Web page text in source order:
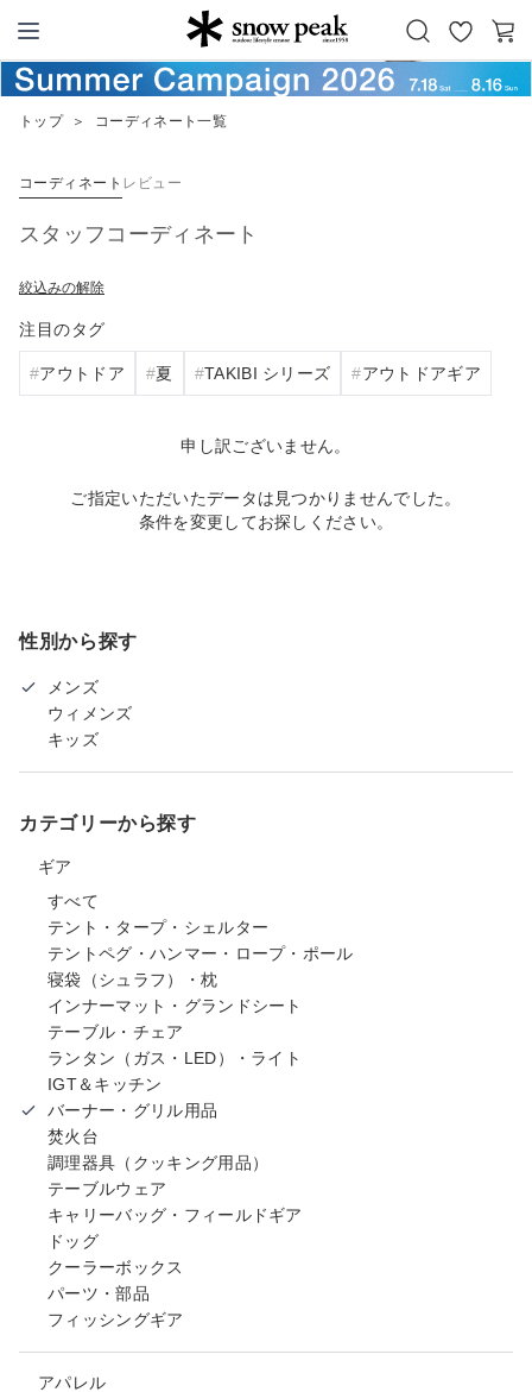
Snow Peak
お
気
カ
ー
トップ ＞ コーディネート一覧
コーディネート レビュー
スタッフコーディネート
絞込みの解除
注目のタグ
アウトドア 夏 TAKIBI シリーズ アウトドアギア
申し訳ございません。
ご指定いただいたデータは見つかりませんでした。
条件を変更してお探しください。
性別から探す
メンズ
ウィメンズ
キッズ
カテゴリーから探す
ギア
すべて
テント・タープ・シェルター
テントペグ・ハンマー・ロープ・ポール
寝袋（シュラフ）・枕
インナーマット・グランドシート
テーブル・チェア
ランタン（ガス・LED）・ライト
IGT＆キッチン
バーナー・グリル用品
焚火台
調理器具（クッキング用品）
テーブルウェア
キャリーバッグ・フィールドギア
ドッグ
クーラーボックス
パーツ・部品
フィッシングギア
アパレル